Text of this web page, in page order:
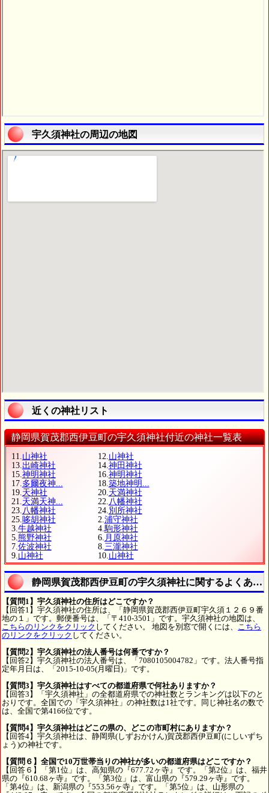
宇久須神社の周辺の地図
近くの神社リスト
静岡県賀茂郡西伊豆町の宇久須神社付近の神社一覧表
11. 山神社 12. 山神社
13. 出崎神社 14. 神田神社
15. 神明神社 16. 神明神社
17. 多爾夜神... 18. 築地神明...
19. 天神社 20. 天満神社
21. 天満天神... 22. 八幡神社
23. 八幡神社 24. 別所神社
25. 哆胡神社 2. 浦守神社
3. 牛越神社 4. 駒形神社
5. 熊野神社 6. 月原神社
7. 佐波神社 8. 三瀧神社
9. 山神社 10. 山神社
静岡県賀茂郡西伊豆町の宇久須神社に関するよくある
【質問1】宇久須神社の住所はどこですか？
【回答1】宇久須神社の住所は、「静岡県賀茂郡西伊豆町宇久須１２６９番
地の１」です。郵便番号は、「〒410-3501」です。宇久須神社の地図は、
こちらのリンクをクリック してください。 地図を別窓で開くには、
こちら
のリンクをクリック してください。
【質問2】宇久須神社の法人番号は何番ですか？
【回答2】宇久須神社の法人番号は、「7080105004782」です。法人番号指
定年月日は、「2015-10-05(月曜日)」です。
【質問3】宇久須神社はすべての都道府県で何社ありますか？
【回答3】「宇久須神社」の全都道府県での神社数とランキングは以下のと
おりです。全国での「宇久須神社」の神社数は1社です。同じ神社名の数で
は、全国で第4166位です。
【質問4】宇久須神社はどこの県の、どこの市町村にありますか？
【回答4】宇久須神社は、静岡県(しずおかけん)賀茂郡西伊豆町(にしいずち
ょう)の神社です。
【質問６】全国で10万世帯当りの神社が多いの都道府県はどこですか？
【回答６】「第1位」は、高知県の『677.72ヶ寺』です。「第2位」は、福井
県の『610.68ヶ寺』です。「第3位」は、富山県の『579.29ヶ寺』です。
「第4位」は、新潟県の『553.56ヶ寺』です。「第5位」は、山形県の